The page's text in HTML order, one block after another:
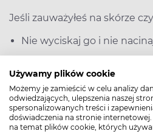
Używamy plików cookie
Możemy je zamieścić w celu analizy
odwiedzających, ulepszenia naszej
spersonalizowanych treści i
doświadczenia na stronie
na temat plików cookie, których
Jeśli zauważyłeś na skórze
Nie wyciskaj go i nie
Dbaj o higienę, odkażaj
gdy przypadkiem
Zadbaj o bezpieczeństwo
są bardzo zaraźliwe! (nie